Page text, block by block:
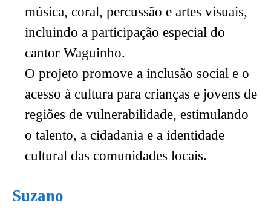
música, coral, percussão e artes visuais,
incluindo a participação especial do
cantor Waguinho.
O projeto promove a inclusão social e o
acesso à cultura para crianças e jovens de
regiões de vulnerabilidade, estimulando
o talento, a cidadania e a identidade
cultural das comunidades locais.
Suzano